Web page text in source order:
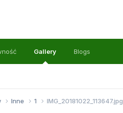
Gallery Blogs
Inne 1 IMG_20181022_113647.jpg